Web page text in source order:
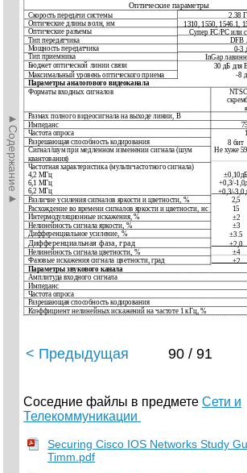
►Содержание►
Оптические параметры
2.38
Скорость передачи системы
Оптические длины волн, нм 1310, 1550, 1546.1,
Оптические разъемы
Cyпep FC/PC или
Тип передатчика
DFB
Мощность передатчика
0-3
Тип приемника
InGap
Бюджет оптической линии связи
30 дБ для
-8
Максимальный уровень оптического приема
Параметры аналогового видеоканала
Форматы входных сигналов
Размах полного видеосигнала на выходе линии, В
Импеданс
Частота опроса
Разрешающая способность кодирования
8 бит
Сигнал/шум при медленном изменении сигнала (шум Не хуже
квантования)
Частотная характеристика (мультичастотного сигнала)
4,2 МГц ±0,10дБ
6,1 МГц +0,3/-
6,2 МГц
+0,3/-3,0
Различие усиления сигналов яркости и цветности, %
2,5
Расхождение во времени сигналов яркости и цветности, нс
15
Интермодуляционные искажения, % ±2
Нелинейность сигнала яркости, %
±3
Дифференциальное усиление, % ±3.5
Дифференциальная фаза, град ±2,0
Нелинейность сигнала цветности, %
±4
Фазовые искажения сигнала цветности, град ±2
Параметры звукового канала
Амплитуда входного сигнала
Импеданс
Частота опроса
Разрешающая способность кодирования
Коэффициент нелинейных искажений на частоте 1 кГц, %
< Предыдущая 90 / 91
Соседние файлы в предмете Сети и
Телекоммуникации
Securing Cisco IOS Networks Study
Timm.pdf